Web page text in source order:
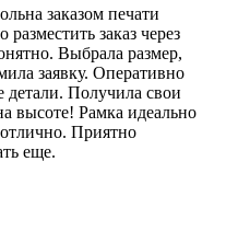
заказом печати
заказ через
Выбрала размер,
заявку. Оперативно
детали. Получила свои
высоте! Рамка идеально
Приятно
еще.